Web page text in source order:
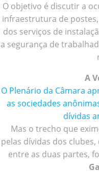
O objetivo é discutir a
infraestrutura de
dos serviços de
a segurança de
A
O Plenário da Câmara
as sociedades
dívidas
Mas o trecho que
pelas dívidas dos
entre as duas partes,